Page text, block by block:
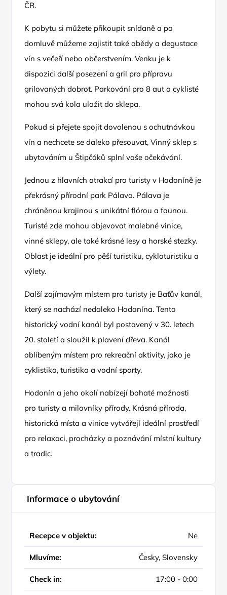
ČR.
K pobytu si můžete přikoupit snídaně a po
domluvě můžeme zajistit také obědy a degustace
vín s večeří nebo občerstvením. Venku je k
dispozici další posezení a gril pro přípravu
grilovaných dobrot. Parkování pro 8 aut a cyklisté
mohou svá kola uložit do sklepa.
Pokud si přejete spojit dovolenou s ochutnávkou
vín a nechcete se daleko přesouvat, Vinný sklep s
ubytováním u Štipčáků splní vaše očekávání.
Jednou z hlavních atrakcí pro turisty v Hodoníně je
překrásný přírodní park Pálava. Pálava je
chráněnou krajinou s unikátní flórou a faunou.
Turisté zde mohou objevovat malebné vinice,
vinné sklepy, ale také krásné lesy a horské stezky.
Oblast je ideální pro pěší turistiku, cykloturistiku a
výlety.
Další zajímavým místem pro turisty je Baťův kanál,
který se nachází nedaleko Hodonína. Tento
historický vodní kanál byl postavený v 30. letech
20. století a sloužil k plavení dřeva. Kanál
oblíbeným místem pro rekreační aktivity, jako je
cyklistika, turistika a vodní sporty.
Hodonín a jeho okolí nabízejí bohaté možnosti
pro turisty a milovníky přírody. Krásná příroda,
historická místa a vinice vytvářejí ideální prostředí
pro relaxaci, procházky a poznávání místní kultury
a tradic.
Informace o ubytování
Recepce v objektu: Ne
Mluvíme: Česky, Slovensky
Check in: 17:00 - 0:00